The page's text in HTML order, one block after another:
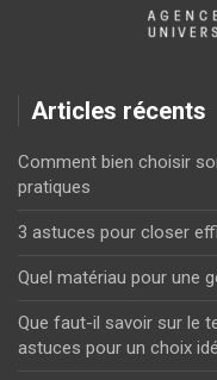
Articles récents
Comment bien choisir
pratiques
3 astuces pour closer
Quel matériau pour une
Que faut-il savoir sur le
astuces pour un choix